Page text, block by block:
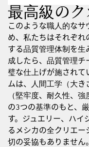
最高級のク
このような職人的な
め、私たちはそれぞれ
する品質管理体制を
成したら、品質管理
璧な仕上げが施されて
ムは、人間工学（大き
（堅牢度、耐久性、
の3つの基準のもと、
す。ジュエリー、ハイ
るメシカの全クリエ
切の妥協もありません。